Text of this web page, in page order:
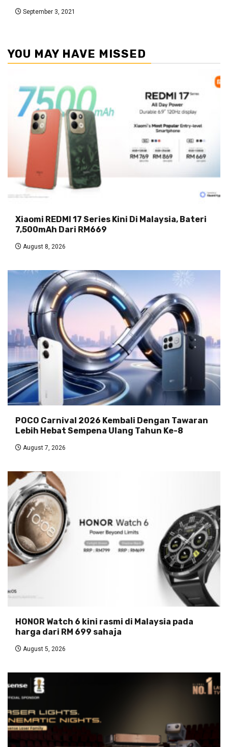
September 3, 2021
YOU MAY HAVE MISSED
Xiaomi REDMI 17 Series Kini Di Malaysia, Bateri
7,500mAh Dari RM669
August 8, 2026
POCO Carnival 2026 Kembali Dengan Tawaran
Lebih Hebat Sempena Ulang Tahun Ke-8
August 7, 2026
HONOR Watch 6 kini rasmi di Malaysia pada
harga dari RM 699 sahaja
August 5, 2026